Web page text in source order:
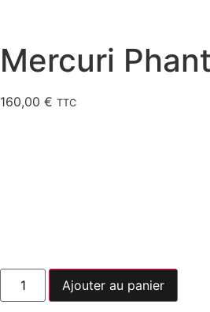
Mercuri
160,00 € TTC
quantité
Mercuri
Ajouter au panier